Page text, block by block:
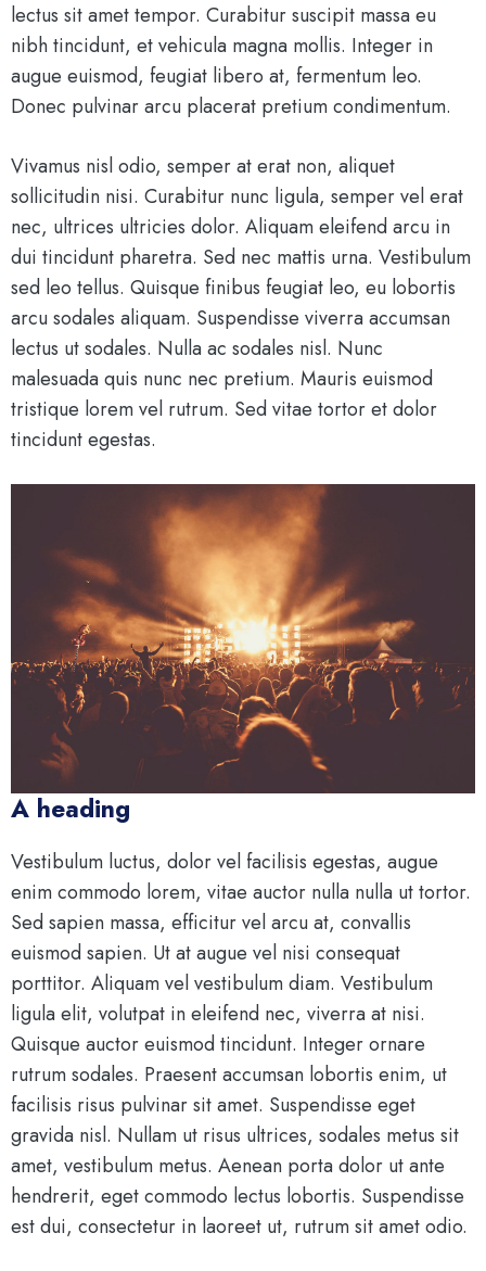
lectus sit amet tempor. Curabitur suscipit massa eu
nibh tincidunt, et vehicula magna mollis. Integer in
augue euismod, feugiat libero at, fermentum leo.
Donec pulvinar arcu placerat pretium condimentum.
Vivamus nisl odio, semper at erat non, aliquet
sollicitudin nisi. Curabitur nunc ligula, semper vel erat
nec, ultrices ultricies dolor. Aliquam eleifend arcu in
dui tincidunt pharetra. Sed nec mattis urna. Vestibulum
sed leo tellus. Quisque finibus feugiat leo, eu lobortis
arcu sodales aliquam. Suspendisse viverra accumsan
lectus ut sodales. Nulla ac sodales nisl. Nunc
malesuada quis nunc nec pretium. Mauris euismod
tristique lorem vel rutrum. Sed vitae tortor et dolor
tincidunt egestas.
A heading
Vestibulum luctus, dolor vel facilisis egestas, augue
enim commodo lorem, vitae auctor nulla nulla ut tortor.
Sed sapien massa, efficitur vel arcu at, convallis
euismod sapien. Ut at augue vel nisi consequat
porttitor. Aliquam vel vestibulum diam. Vestibulum
ligula elit, volutpat in eleifend nec, viverra at nisi.
Quisque auctor euismod tincidunt. Integer ornare
rutrum sodales. Praesent accumsan lobortis enim, ut
facilisis risus pulvinar sit amet. Suspendisse eget
gravida nisl. Nullam ut risus ultrices, sodales metus sit
amet, vestibulum metus. Aenean porta dolor ut ante
hendrerit, eget commodo lectus lobortis. Suspendisse
est dui, consectetur in laoreet ut, rutrum sit amet odio.